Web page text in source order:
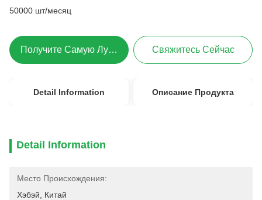
50000 шт/месяц
Получите Самую Лучшую ЦенуСвяжитесь Сейчас
Detail Information Описание Продукта
Detail Information
Место Происхождения:
Хэбэй, Китай